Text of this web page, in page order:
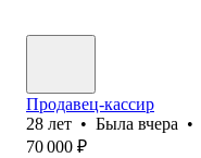
Продавец-кассир
28 лет • Была вчера •
70 000 ₽